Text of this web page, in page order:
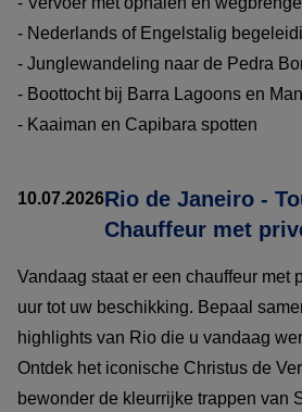
- Nederlands of Engelstalig
- Junglewandeling naar de Pedra
- Boottocht bij Barra Lagoons en
- Kaaiman en Capibara spotten
10.07.2026Rio de Janeiro -
Chauffeur met
Vandaag staat er een chauffeur met
uur tot uw beschikking. Bepaal
highlights van Rio die u vandaag
Ontdek het iconische Christus de
bewonder de kleurrijke trappen van